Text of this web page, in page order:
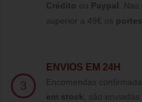
Crédito ou Paypal
superior a 49€ os
3
ENVIOS EM 24H
Encomendas
em stock , são